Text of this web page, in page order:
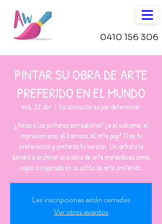
0410 156 306
PINTAR SU OBRA DE ARTE
PREFERIDO EN EL MUNDO
mié, 22 abr
  |
La ubicación es por determinar
¿Amas a los pintores surrealistas? ¿o el cubismo, el
impresionismo, el barroco, el arte pop? Trae tu
preferencia y pintarás tu versión. Un artista lo
llevará a archivar una obra de arte maravillosa como
copia o inspirada en su estilo de arte preferido.
Las inscripciones están cerradas
Ver otros eventos